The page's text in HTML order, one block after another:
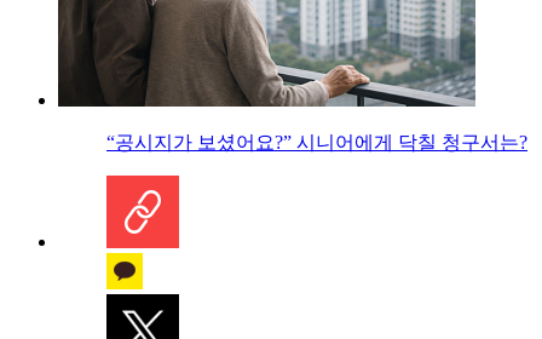
“공시지가 보셨어요?” 시니어에게 닥칠 청구서는?